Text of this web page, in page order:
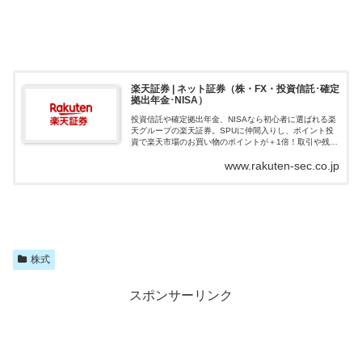
楽天証券 | ネット証券（株・FX・投資信託･確定
拠出年金･NISA）
投資信託や確定拠出年金、NISAなら初心者に選ばれる楽
天グループの楽天証券。SPUに仲間入りし、ポイント投
資で楽天市場のお買い物のポイントが＋1倍！取引や残高
クに資産形成を始めよう！www.rakuten-sec.co.jp
株式
スポンサーリンク